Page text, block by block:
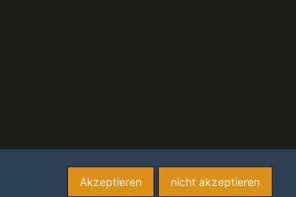
nicht akzeptieren
Akzeptieren